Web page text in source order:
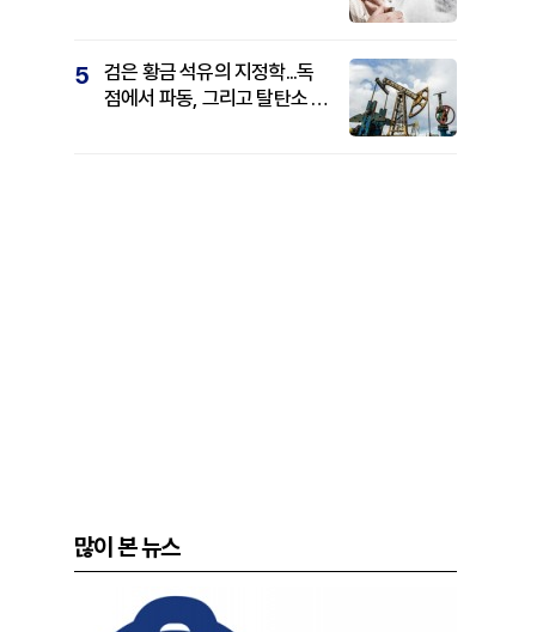
5
검은 황금 석유의 지정학...독
점에서 파동, 그리고 탈탄소 패
많이 본 뉴스